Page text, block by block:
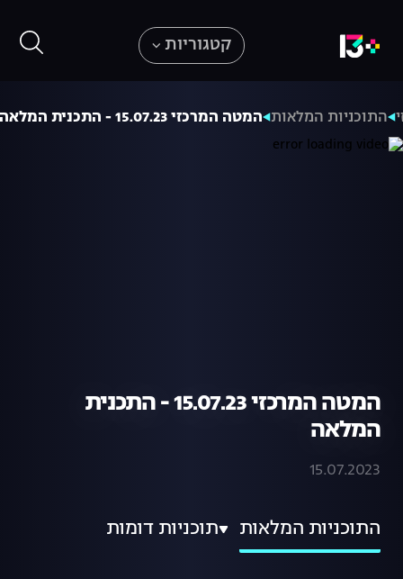
קטגוריות
התוכניות המלאות המטה המרכזי 15.07.23 - התכנית המלאה
המטה המרכזי 15.07.23 - התכנית
המלאה
15.07.2023
התוכניות המלאות תוכניות דומות